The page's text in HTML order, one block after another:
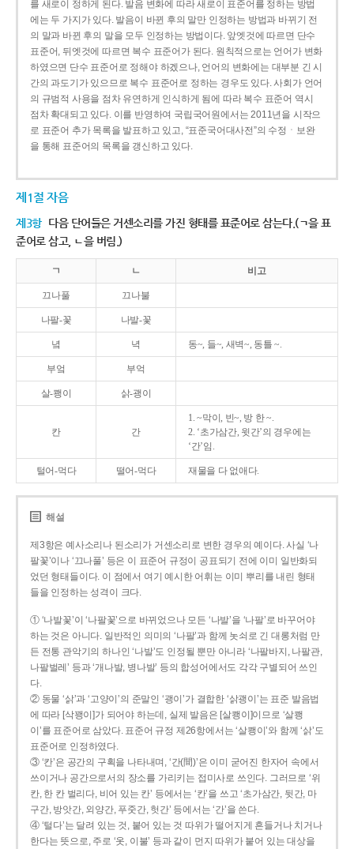
를 새로이 정하게 된다. 발음 변화에 따라 새로이 표준어를 정하는 방법
에는 두 가지가 있다. 발음이 바뀐 후의 말만 인정하는 방법과 바뀌기 전
의 말과 바뀐 후의 말을 모두 인정하는 방법이다. 앞엣것에 따르면 단수
표준어, 뒤엣것에 따르면 복수 표준어가 된다. 원칙적으로는 언어가 변화
하였으면 단수 표준어로 정해야 하겠으나, 언어의 변화에는 대부분 긴 시
간의 과도기가 있으므로 복수 표준어로 정하는 경우도 있다. 사회가 언어
의 규범적 사용을 점차 유연하게 인식하게 됨에 따라 복수 표준어 역시
점차 확대되고 있다. 이를 반영하여 국립국어원에서는 2011년을 시작으
로 표준어 추가 목록을 발표하고 있고, “표준국어대사전”의 수정ㆍ보완
을 통해 표준어의 목록을 갱신하고 있다.
제1절 자음
제3항 다음 단어들은 거센소리를 가진 형태를 표준어로 삼는다.(ㄱ을 표
준어로 삼고, ㄴ을 버림.)
ㄱ ㄴ 비고
끄나풀 끄나불
나팔-꽃 나발-꽃
녘 녁 동~, 들~, 새벽~, 동틀 ~.
부엌 부억
살-쾡이 삵-괭이
칸 간
1. ~막이, 빈~, 방 한 ~.
2. ‘초가삼간, 윗간’의 경우에는
‘간’임.
털어-먹다 떨어-먹다 재물을 다 없애다.
해설
제3항은 예사소리나 된소리가 거센소리로 변한 경우의 예이다. 사실 ‘나
팔꽃’이나 ‘끄나풀’ 등은 이 표준어 규정이 공표되기 전에 이미 일반화되
었던 형태들이다. 이 점에서 여기 예시한 어휘는 이미 뿌리를 내린 형태
들을 인정하는 성격이 크다.
① ‘나발꽃’이 ‘나팔꽃’으로 바뀌었으나 모든 ‘나발’을 ‘나팔’로 바꾸어야
하는 것은 아니다. 일반적인 의미의 ‘나팔’과 함께 놋쇠로 긴 대롱처럼 만
든 전통 관악기의 하나인 ‘나발’도 인정될 뿐만 아니라 ‘나팔바지, 나팔관,
나팔벌레’ 등과 ‘개나발, 병나발’ 등의 합성어에서도 각각 구별되어 쓰인
다.
② 동물 ‘삵’과 ‘고양이’의 준말인 ‘괭이’가 결합한 ‘삵괭이’는 표준 발음법
에 따라 [삭꽹이]가 되어야 하는데, 실제 발음은 [살쾡이]이므로 ‘살쾡
이’를 표준어로 삼았다. 표준어 규정 제26항에서는 ‘살쾡이’와 함께 ‘삵’도
표준어로 인정하였다.
③ ‘칸’은 공간의 구획을 나타내며, ‘간(間)’은 이미 굳어진 한자어 속에서
쓰이거나 공간으로서의 장소를 가리키는 접미사로 쓰인다. 그러므로 ‘위
칸, 한 칸 벌리다, 비어 있는 칸’ 등에서는 ‘칸’을 쓰고 ‘초가삼간, 뒷간, 마
구간, 방앗간, 외양간, 푸줏간, 헛간’ 등에서는 ‘간’을 쓴다.
④ ‘털다’는 달려 있는 것, 붙어 있는 것 따위가 떨어지게 흔들거나 치거나
한다는 뜻으로, 주로 ‘옷, 이불’ 등과 같이 먼지 따위가 붙어 있는 대상을